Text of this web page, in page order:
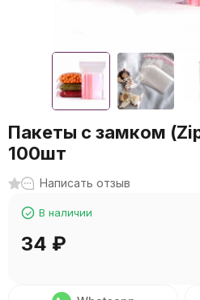
Пакеты с замком
100шт
Написать отзыв
В наличии
34 ₽